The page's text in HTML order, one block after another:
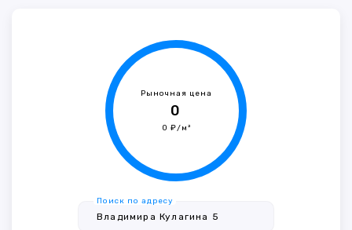
Рыночная цена
0
0 ₽/м²
Поиск по адресу